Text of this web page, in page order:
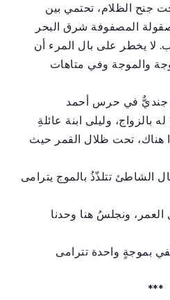
جنح الظلام، تحتمي بين
المصفوفة شرق البحر
لا يخطر على بال المرء أن
والموجة وفي متاهات
جنديٌّ في حرس أحمد
بالزواج، وليلى ابنة عائلةِ
هناك، تحت ظلال القمر حيث
الشاطئ تتلذّذُ بالموج يترامى
ونجلسُ هنا وحدنا
بموجةٍ واحدة تترامى
***